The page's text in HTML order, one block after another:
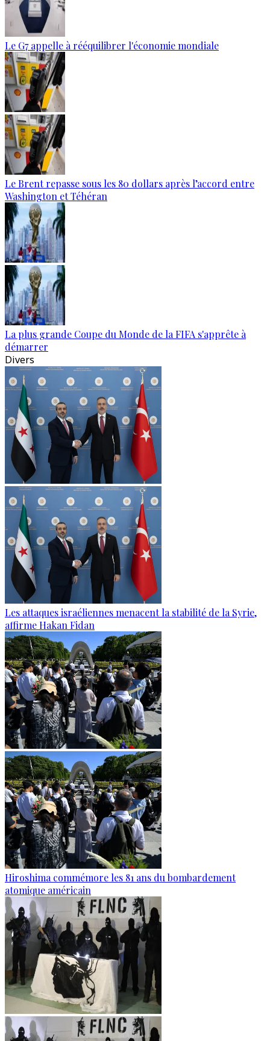
Le G7 appelle à rééquilibrer l'économie mondiale
Le Brent repasse sous les 80 dollars après l’accord entre
Washington et Téhéran
La plus grande Coupe du Monde de la FIFA s'apprête à
démarrer
Divers
Les attaques israéliennes menacent la stabilité de la Syrie,
affirme Hakan Fidan
Hiroshima commémore les 81 ans du bombardement
atomique américain